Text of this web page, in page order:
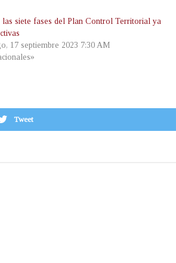
las siete fases del Plan Control Territorial ya
17 septiembre 2023 7:30 AM
Tweet